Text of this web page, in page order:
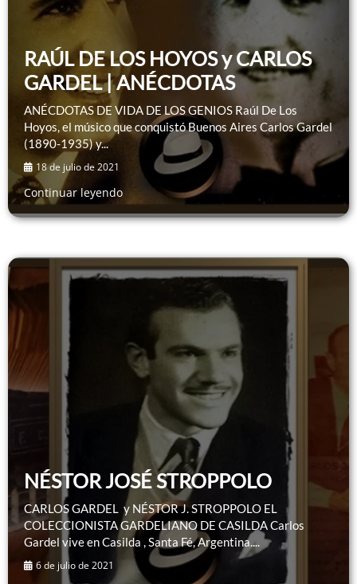
RAÚL DE LOS HOYOS y CARLOS
GARDEL | ANÉCDOTAS
ANÉCDOTAS DE VIDA DE LOS GENIOS Raúl De Los
Hoyos, el músico que conquistó Buenos Aires Carlos Gardel
(1890-1935) y...
18 de julio de 2021
Continuar leyendo
NÉSTOR JOSÉ STROPPOLO
CARLOS GARDEL y NÉSTOR J. STROPPOLO EL
COLECCIONISTA GARDELIANO DE CASILDA Carlos
Gardel vive en Casilda , Santa Fé, Argentina....
6 de julio de 2021